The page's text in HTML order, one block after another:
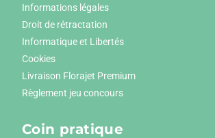
Informations légales
Droit de rétractation
Informatique et Libertés
Cookies
Livraison Florajet Premium
Règlement jeu concours
Coin pratique